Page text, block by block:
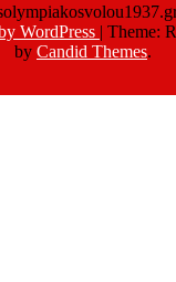
WordPress | Theme:
by Candid Themes.